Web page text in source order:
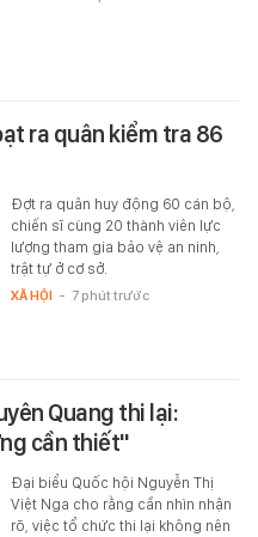
ra quân kiểm tra 86
Đợt ra quân huy động 60 cán bộ,
chiến sĩ cùng 20 thành viên lực
lượng tham gia bảo vệ an ninh,
trật tự ở cơ sở.
XÃ HỘI - 7 phút trước
Quang thi lại:
cần thiết"
Đại biểu Quốc hội Nguyễn Thị
Việt Nga cho rằng cần nhìn nhận
rõ, việc tổ chức thi lại không nên